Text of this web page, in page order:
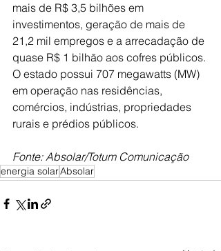
mais de R$ 3,5 bilhões em
investimentos, geração de mais de
21,2 mil empregos e a arrecadação de
quase R$ 1 bilhão aos cofres públicos.
O estado possui 707 megawatts (MW)
em operação nas residências,
comércios, indústrias, propriedades
rurais e prédios públicos.
Fonte: Absolar/Totum Comunicação
energia solarAbsolar